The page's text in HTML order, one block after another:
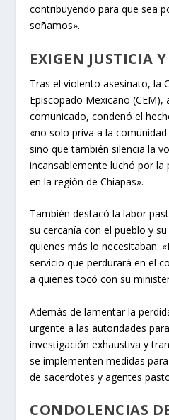
contribuyendo para que sea
soñamos».
EXIGEN JUSTICIA
Tras el violento asesinato, la
Episcopado Mexicano (CEM),
comunicado, condenó el
«no solo priva a la
sino que también silencia la
incansablemente luchó por la
en la región de Chiapas».
También destacó la labor
su cercanía con el pueblo y
quienes más lo necesitaban:
servicio que perdurará en el
a quienes tocó con su
Además de lamentar la
urgente a las autoridades
investigación exhaustiva y
se implementen medidas
de sacerdotes y agentes
CONDOLENCIAS